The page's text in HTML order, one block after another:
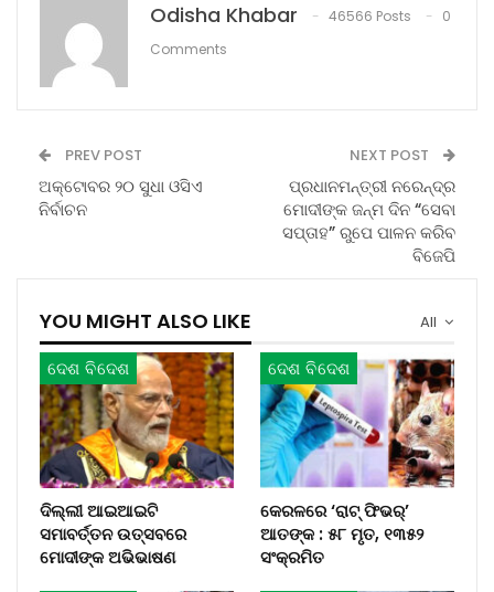
Odisha Khabar 46566 Posts
0
Comments
PREV POST
ଅକ୍ଟୋବର ୨୦ ସୁଧା ଓସିଏ
ନିର୍ବାଚନ
NEXT POST
ପ୍ରଧାନମନ୍ତ୍ରୀ ନରେନ୍ଦ୍ର
ମୋଦୀଙ୍କ ଜନ୍ମ ଦିନ “ସେବା
ସପ୍ତାହ” ରୁପେ ପାଳନ କରିବ
ବିଜେପି
All
YOU MIGHT ALSO LIKE
ଦେଶ ବିଦେଶ
ଦିଲ୍ଲୀ ଆଇଆଇଟି
ସମାବର୍ତ୍ତନ ଉତ୍ସବରେ
ମୋଦୀଙ୍କ ଅଭିଭାଷଣ
ଦେଶ ବିଦେଶ
କେରଳରେ ‘ରାଟ୍ ଫିଭର୍’
ଆତଙ୍କ : ୫୮ ମୃତ, ୧୩୫୨
ସଂକ୍ରମିତ